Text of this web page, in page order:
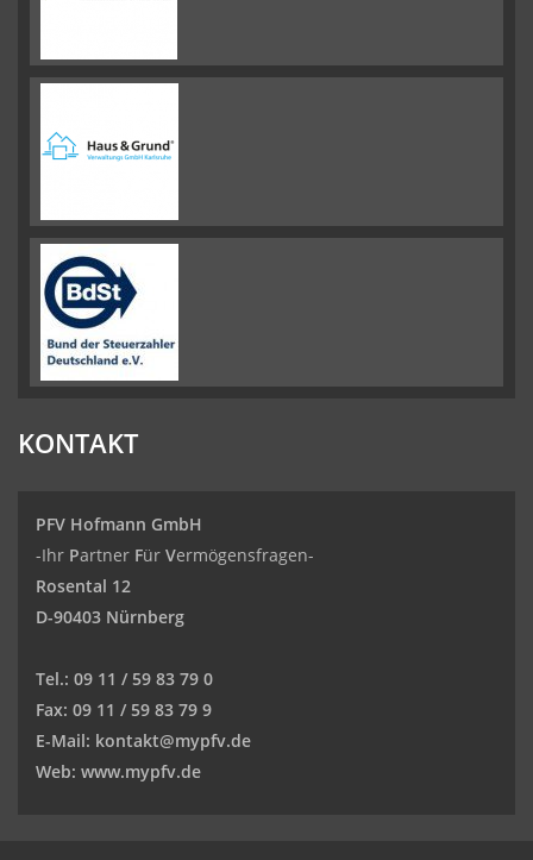
KONTAKT
PFV Hofmann GmbH
-Ihr Partner Für Vermögensfragen-
Rosental 12
D-90403 Nürnberg
Tel.: 09 11 / 59 83 79 0
Fax: 09 11 / 59 83 79 9
E-Mail: kontakt@mypfv.de
Web: www.mypfv.de